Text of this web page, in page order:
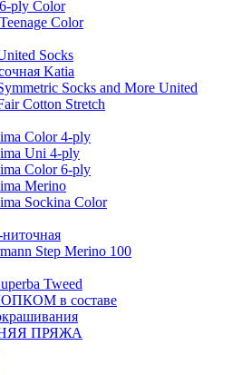
ply Color
Color
Socks
Katia
Socks and More United
Cotton Stretch
Color 4-ply
Uni 4-ply
Color 6-ply
Merino
Sockina Color
ниточная
Step Merino 100
Tweed
в составе
ПРЯЖА